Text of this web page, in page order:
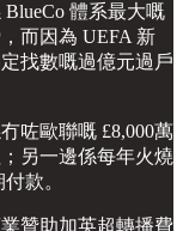
體系最大嘅
而因為 UEFA 新
找數嘅過億元過戶
咗歐聯嘅 £8,000萬
另一邊係每年火燒
款。
贊助加英超轉播費